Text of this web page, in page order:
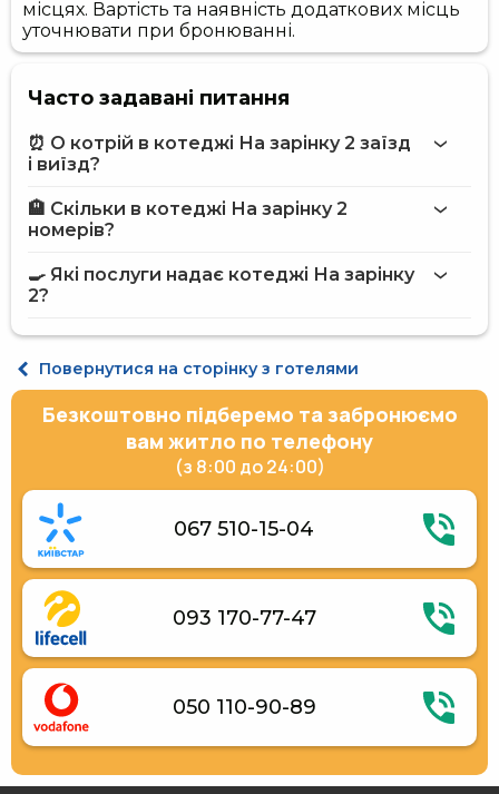
місцях. Вартість та наявність додаткових місць
уточнювати при бронюванні.
Часто задавані питання
⏰ О котрій в котеджі На зарінку 2 заїзд
і виїзд?
Більше інформації про Котедж На зарінку 2
🏨 Скільки в котеджі На зарінку 2
номерів?
🍳 Які послуги надає котеджі На зарінку
2?
Автостоянка
Сауна
Чан
Приладдя для барбекю
Відкритий басейн
Басейн для сауни
Шезлонги / пляжні крісла
Місце для пікніка
Дитячий ігровий майданчик
Холодильник
Мікрохвильова піч
Газова / електрична плита
Електричний чайник
Кухонне приладдя
Альтанки
Каркасний басейн
Басейн за додаткову плату
Повернутися на сторінку з готелями
Безкоштовно підберемо та забронюємо
вам житло по телефону
(з 8:00 до 24:00)
067 510-15-04
093 170-77-47
050 110-90-89